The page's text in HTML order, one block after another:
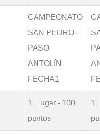
CAMPEONATO
SAN PEDRO -
PASO
ANTOLÍN
FECHA1
1. Lugar - 100
puntos
1.